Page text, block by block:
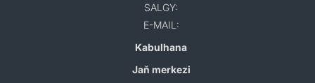
SALGY:
E-MAIL:
Kabulhana
Jaň merkezi